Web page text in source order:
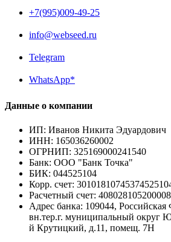
+7(995)009-49-25
info@webseed.ru
Telegram
WhatsApp*
Данные о компании
ИП: Иванов Никита Эдуардович
ИНН: 165036260002
ОГРНИП: 325169000241540
Банк: ООО "Банк Точка"
БИК: 044525104
Корр. счет:
Расчетный счет:
Адрес банка: 109044,
вн.тер.г. муниципальный округ
й Крутицкий, д.11, помещ. 7Н